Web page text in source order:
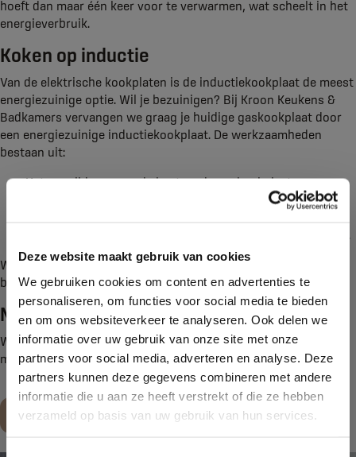
Deze website maakt gebruik van cookies
We gebruiken cookies om content en advertenties te
personaliseren, om functies voor social media te bieden
en om ons websiteverkeer te analyseren. Ook delen we
informatie over uw gebruik van onze site met onze
partners voor social media, adverteren en analyse. Deze
partners kunnen deze gegevens combineren met andere
informatie die u aan ze heeft verstrekt of die ze hebben
verzameld op basis van uw gebruik van hun services.
hoeft dan maar één keer voor te verwarmen, wat scheelt in het
energieverbruik.
Koken op inductie
Van de elektrische kookplaten is de inductiekookplaat de meest
energiezuinige optie. Wil je bezuinigen? Bij Kroon Keukens &
Badkamers vervangen we graag je huidige gaskookplaat door
een energiezuinige inductiekookplaat. De werkzaamheden
bestaan uit:
Het verwijderen van de bestaande gaskookplaat,
Wij voeren deze werkzaamheden al uit vanaf €1.950,- inclusief
btw.
Meer informatie
Wil je weten hoe wij je kunnen helpen met het energiezuiniger
maken van je keuken? Neem dan contact met ons op!
Maak een afspraak